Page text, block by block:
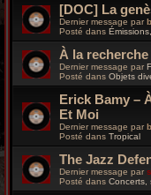
[DOC] La
Dernier message par
Posté dans
À la
Dernier message par
Posté dans Objets
Erick Bamy –
Et Moi
Dernier message par
Posté dans Tropical
The Jazz
Dernier message par
Posté dans Concerts,